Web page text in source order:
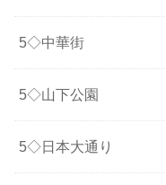
5◇中華街
5◇山下公園
5◇日本大通り